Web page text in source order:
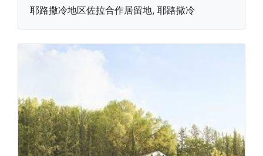
耶路撒冷地区佐拉合作居留地, 耶路撒冷